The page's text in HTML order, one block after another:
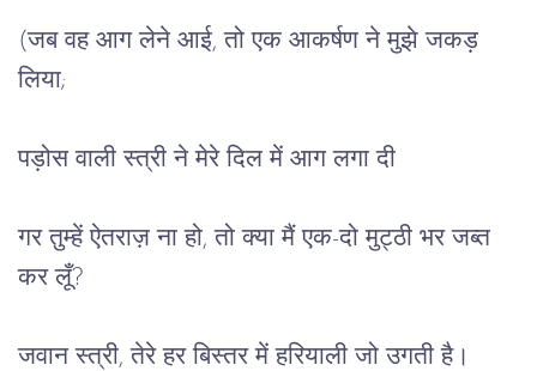
(जब वह आग लेने आई, तो एक आकर्षण ने मुझे जकड़
लिया;
पड़ोस वाली स्त्री ने मेरे दिल में आग लगा दी
गर तुम्हें ऐतराज़ ना हो, तो क्या मैं एक-दो मुट्ठी भर जब्त
कर लूँ?
जवान स्त्री, तेरे हर बिस्तर में हरियाली जो उगती है।